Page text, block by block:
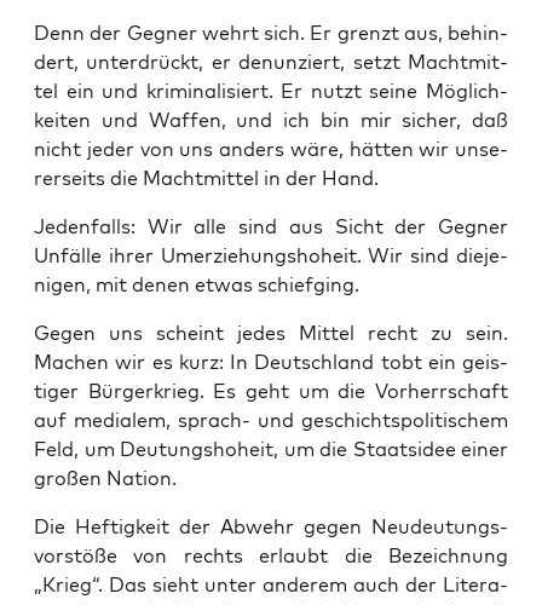
Denn der Geg­ner wehrt sich. Er grenzt aus, behin­
dert, unter­drückt, er denun­ziert, setzt Macht­mit­
tel ein und kri­mi­na­li­siert. Er nutzt sei­ne Mög­lich­
kei­ten und Waf­fen, und ich bin mir sicher, daß
nicht jeder von uns anders wäre, hät­ten wir unse­
rer­seits die Macht­mit­tel in der Hand.
Jeden­falls: Wir alle sind aus Sicht der Geg­ner
Unfäl­le ihrer Umer­zie­hungs­ho­heit. Wir sind die­je­
ni­gen, mit denen etwas schiefging.
Gegen uns scheint jedes Mit­tel recht zu sein.
Machen wir es kurz: In Deutsch­land tobt ein geis­
ti­ger Bür­ger­krieg. Es geht um die Vor­herr­schaft
auf media­lem, sprach- und geschichts­po­li­ti­schem
Feld, um Deu­tungs­ho­heit, um die Staats­idee einer
gro­ßen Nation.
Die Hef­tig­keit der Abwehr gegen Neu­deu­tungs­
vor­stö­ße von rechts erlaubt die Bezeich­nung
„Krieg“. Das sieht unter ande­rem auch der Lite­ra­